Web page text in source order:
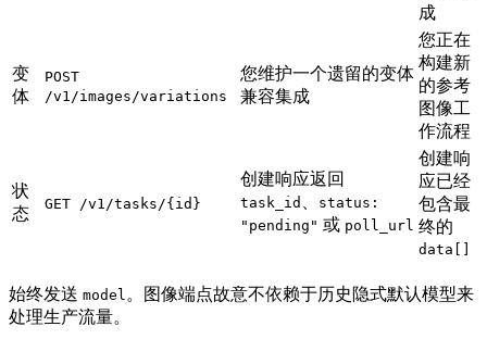
成
变
体
POST
/v1/images/variations
您维护一个遗留的变体
兼容集成
您正在
构建新
的参考
图像工
作流程
状
态
GET /v1/tasks/{id}
创建响应返回
task_id
status:
"pending" 或 poll_url
创建响
应已经
包含最
终的
data[]
始终发送 model 。图像端点故意不依赖于历史隐式默认模型来
处理生产流量。